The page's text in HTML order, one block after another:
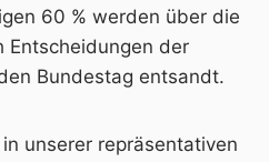
60 % werden über die
Entscheidungen der
Bundestag entsandt.
unserer repräsentativen